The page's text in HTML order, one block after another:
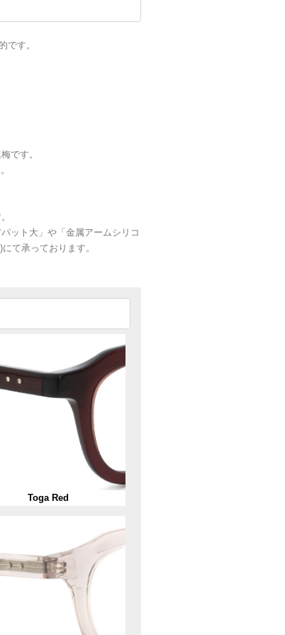
です。
です。
ット大」や「金属アームシリコ
て承っております。
Toga Red